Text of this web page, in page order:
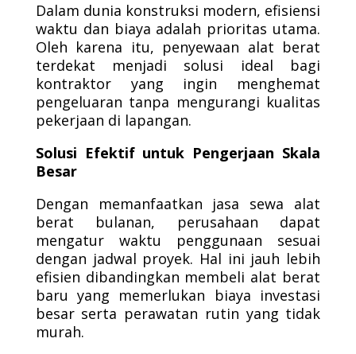
Dalam dunia konstruksi modern, efisiensi
waktu dan biaya adalah prioritas utama.
Oleh karena itu, penyewaan alat berat
terdekat menjadi solusi ideal bagi
kontraktor yang ingin menghemat
pengeluaran tanpa mengurangi kualitas
pekerjaan di lapangan.
Solusi Efektif untuk Pengerjaan Skala
Besar
Dengan memanfaatkan jasa sewa alat
berat bulanan, perusahaan dapat
mengatur waktu penggunaan sesuai
dengan jadwal proyek. Hal ini jauh lebih
efisien dibandingkan membeli alat berat
baru yang memerlukan biaya investasi
besar serta perawatan rutin yang tidak
murah.